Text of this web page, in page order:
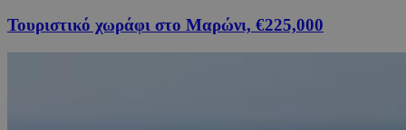
Τουριστικό χωράφι στο Μαρώνι, €225,000